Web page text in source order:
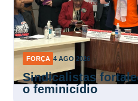
FORÇA 4 AGO 2026
Sindicalistas
o feminicídio